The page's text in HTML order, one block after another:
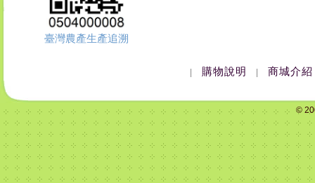
臺灣農產生產追溯
購物說明 商城介紹
©